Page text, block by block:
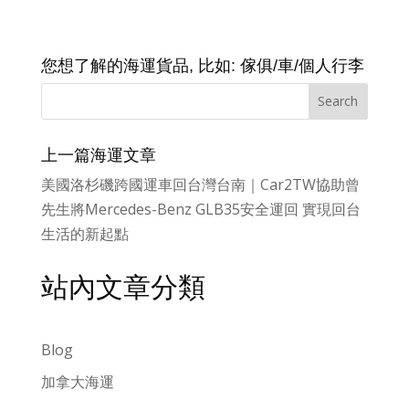
您想了解的海運貨品, 比如: 傢俱/車/個人行李
上一篇海運文章
美國洛杉磯跨國運車回台灣台南｜Car2TW協助曾
先生將Mercedes-Benz GLB35安全運回 實現回台
生活的新起點
站內文章分類
Blog
加拿大海運